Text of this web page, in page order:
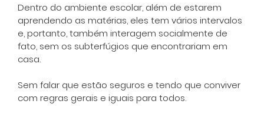
Dentro do ambiente escolar, além de estarem
aprendendo as matérias, eles tem vários intervalos
e, portanto, também interagem socialmente de
fato, sem os subterfúgios que encontrariam em
casa.
Sem falar que estão seguros e tendo que conviver
com regras gerais e iguais para todos.